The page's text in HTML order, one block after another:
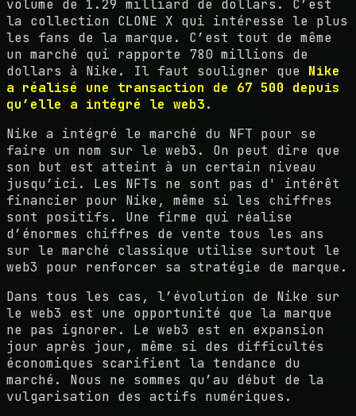
volume de 1.29 milliard de dollars. C’est
la collection CLONE X qui intéresse le plus
les fans de la marque. C’est tout de même
un marché qui rapporte 780 millions de
dollars à Nike. Il faut souligner que Nike
a réalisé une transaction de 67 500 depuis
qu’elle a intégré le web3.
Nike a intégré le marché du NFT pour se
faire un nom sur le web3. On peut dire que
son but est atteint à un certain niveau
jusqu’ici. Les NFTs ne sont pas d' intérêt
financier pour Nike, même si les chiffres
sont positifs. Une firme qui réalise
d’énormes chiffres de vente tous les ans
sur le marché classique utilise surtout le
web3 pour renforcer sa stratégie de marque.
Dans tous les cas, l’évolution de Nike sur
le web3 est une opportunité que la marque
ne pas ignorer. Le web3 est en expansion
jour après jour, même si des difficultés
économiques scarifient la tendance du
marché. Nous ne sommes qu’au début de la
vulgarisation des actifs numériques.